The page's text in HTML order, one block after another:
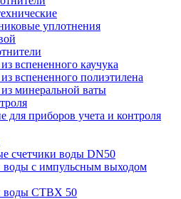
уплотнения
вспененного каучука
вспененного полиэтилена
минеральной ваты
приборов учета и контроля
счетчики воды DN50
воды с импульсным выходом
воды СТВХ 50